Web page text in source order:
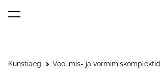
lisati ostukorvi.
Kunstiaeg Voolimis- ja vormimiskomplektid